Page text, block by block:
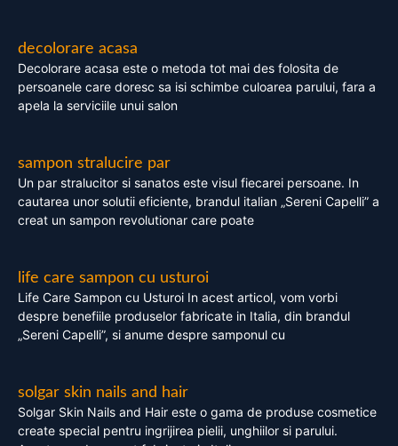
decolorare acasa
Decolorare acasa este o metoda tot mai des folosita de
persoanele care doresc sa isi schimbe culoarea parului, fara a
apela la serviciile unui salon
sampon stralucire par
Un par stralucitor si sanatos este visul fiecarei persoane. In
cautarea unor solutii eficiente, brandul italian „Sereni Capelli” a
creat un sampon revolutionar care poate
life care sampon cu usturoi
Life Care Sampon cu Usturoi In acest articol, vom vorbi
despre benefiile produselor fabricate in Italia, din brandul
„Sereni Capelli”, si anume despre samponul cu
solgar skin nails and hair
Solgar Skin Nails and Hair este o gama de produse cosmetice
create special pentru ingrijirea pielii, unghiilor si parului.